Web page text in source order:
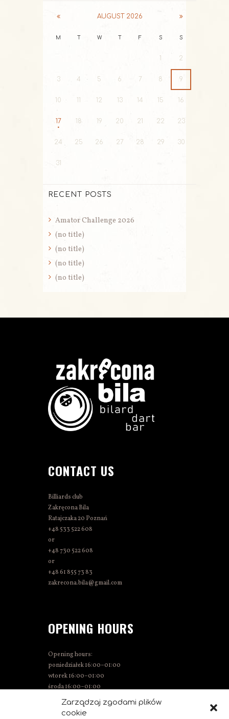
Zarządzaj zgodami plików
cookie
AUGUST 2026
M W F S S
2
3 4 5 6 7 8 9
10 11 12 13 14 15 16
17 18 19 20 21 22 23
24 25 26 27 28 29 30
31
RECENT POSTS
Amator Challenge 2026
(no title)
(no title)
(no title)
(no title)
CONTACT US
Billiards club
Zakręcona Bila
Ratajczaka 20 Poznań
+48 533 522 608
or
+48 730 522 608
or
+48 61 855 73 83
zakrecona.bila@gmail.com
OPENING HOURS
Opening hours:
poniedziałek 16:00–01:00
wtorek 16:00–01:00
środa 16:00–01:00
Thursday 15:00–01:00
Friday 15:00–02:00